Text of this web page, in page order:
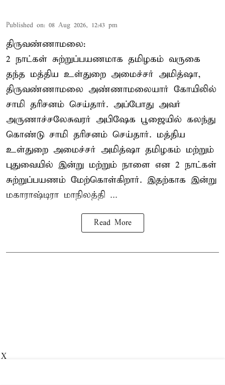
Published on: 08 Aug 2026, 12:43 pm
திருவண்ணாமலை:
2 நாட்கள் சுற்றுப்பயணமாக தமிழகம் வருகை
தந்த மத்திய உள்துறை அமைச்சர் அமித்ஷா,
திருவண்ணாமலை அண்ணாமலையார் கோயிலில்
சாமி தரிசனம் செய்தார். அப்போது அவர்
அருணாச்சலேசுவரர் அபிஷேக பூஜையில் கலந்து
கொண்டு சாமி தரிசனம் செய்தார். மத்திய
உள்துறை அமைச்சர் அமித்ஷா தமிழகம் மற்றும்
புதுவையில் இன்று மற்றும் நாளை என 2 நாட்கள்
சுற்றுப்பயணம் மேற்கொள்கிறார். இதற்காக இன்று
மகாராஷ்டிரா மாநிலத்தி ...
Read More
X